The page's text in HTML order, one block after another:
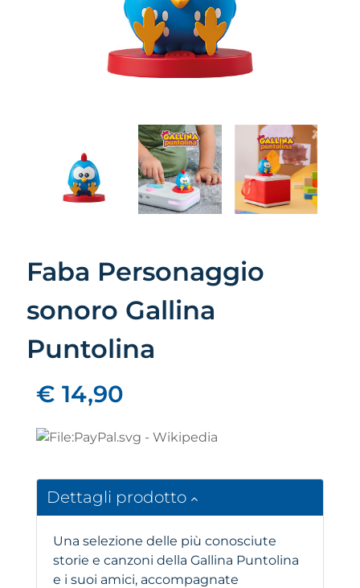
Faba Personaggio
sonoro Gallina
Puntolina
€ 14,90
Dettagli prodotto
Una selezione delle più conosciute
storie e canzoni della Gallina Puntolina
e i suoi amici, accompagnate